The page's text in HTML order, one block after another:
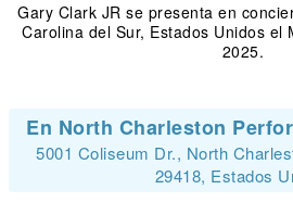
Gary Clark JR se presenta en
Carolina del Sur, Estados Unidos el
2025.
En North Charleston
5001 Coliseum Dr., North
29418, Estados